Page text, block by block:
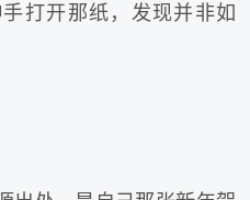
打开那纸，发现并非如